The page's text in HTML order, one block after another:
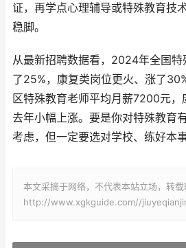
证，再学点心理辅导或特殊教育技
稳脚。
从最新招聘数据看，2024年全国
了25%，康复类岗位更火、涨了
区特殊教育老师平均月薪7200元
去年小幅上涨。要是你对特殊教育
考虑，但一定要选对学校、练好本事
本文采摘于网络，不代表本站立场，转载
http://www.xgkguide.com//